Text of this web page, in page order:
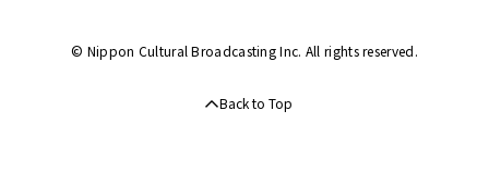
© Nippon Cultural Broadcasting Inc. All rights reserved.
Back to Top